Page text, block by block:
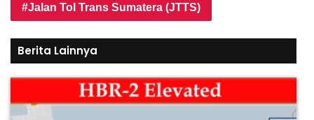
Jalan Tol Trans Sumatera (JTTS)
Berita Lainnya